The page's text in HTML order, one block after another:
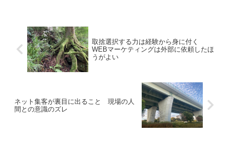
取捨選択する力は経験から身に付く
WEBマーケティングは外部に依頼したほ
うがよい
ネット集客が裏目に出ること 現場の人
間との意識のズレ